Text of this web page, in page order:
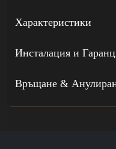
Характеристики
Инсталация и
Връщане &